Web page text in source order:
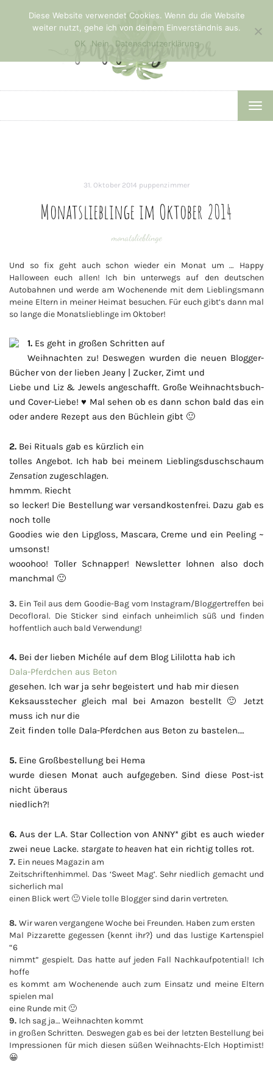
31. Oktober 2014 puppenzimmer
Monatslieblinge im Oktober 2014
monatslieblinge
Und so fix geht auch schon wieder ein Monat um … Happy
Halloween euch allen! Ich bin unterwegs auf den deutschen
Autobahnen und werde am Wochenende mit dem Lieblingsmann
meine Eltern in meiner Heimat besuchen. Für euch gibt’s dann mal
so lange die Monatslieblinge im Oktober!
1. Es geht in großen Schritten auf
Weihnachten zu! Deswegen wurden die neuen Blogger-
Bücher von der lieben Jeany | Zucker, Zimt und
Liebe und Liz & Jewels angeschafft. Große Weihnachtsbuch-
und Cover-Liebe! ♥ Mal sehen ob es dann schon bald das ein
oder andere Rezept aus den Büchlein gibt 🙂
2. Bei Rituals gab es kürzlich ein
tolles Angebot. Ich hab bei meinem Lieblingsduschschaum
Zensation zugeschlagen.
hmmm. Riecht
so lecker! Die Bestellung war versandkostenfrei. Dazu gab es
noch tolle
Goodies wie den Lipgloss, Mascara, Creme und ein Peeling ~
umsonst!
wooohoo! Toller Schnapper! Newsletter lohnen also doch
manchmal 🙂
3. Ein Teil aus dem Goodie-Bag vom Instagram/Bloggertreffen bei
Decofloral. Die Sticker sind einfach unheimlich süß und finden
hoffentlich auch bald Verwendung!
4. Bei der lieben Michéle auf dem Blog Lililotta hab ich
Dala-Pferdchen aus Beton
gesehen. Ich war ja sehr begeistert und hab mir diesen
Keksausstecher gleich mal bei Amazon bestellt 🙂 Jetzt
muss ich nur die
Zeit finden tolle Dala-Pferdchen aus Beton zu bastelen….
5. Eine Großbestellung bei Hema
wurde diesen Monat auch aufgegeben. Sind diese Post-ist
nicht überaus
niedlich?!
6. Aus der L.A. Star Collection von ANNY* gibt es auch wieder
zwei neue Lacke. stargate to heaven hat ein richtig tolles rot.
7. Ein neues Magazin am
Zeitschriftenhimmel. Das ‘Sweet Mag’. Sehr niedlich gemacht und
sicherlich mal
einen Blick wert 🙂 Viele tolle Blogger sind darin vertreten.
8. Wir waren vergangene Woche bei Freunden. Haben zum ersten
Mal Pizzarette gegessen {kennt ihr?} und das lustige Kartenspiel
“6
nimmt” gespielt. Das hatte auf jeden Fall Nachkaufpotential! Ich
hoffe
es kommt am Wochenende auch zum Einsatz und meine Eltern
spielen mal
eine Runde mit 🙂
9. Ich sag ja… Weihnachten kommt
in großen Schritten. Deswegen gab es bei der letzten Bestellung bei
Impressionen für mich diesen süßen Weihnachts-Elch Hoptimist!
😀
Diese Website verwendet Cookies. Wenn du die Website
weiter nutzt, gehe ich von deinem Einverständnis aus.
OK
Nein Datenschutzerklärung